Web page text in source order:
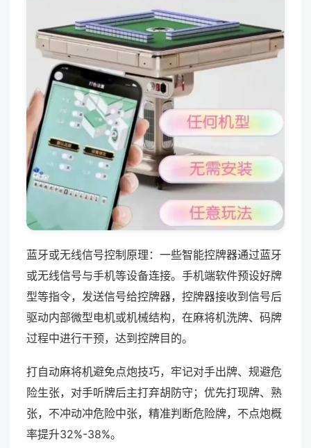
蓝牙或无线信号控制原理：一些智能控牌器通过蓝牙
或无线信号与手机等设备连接。手机端软件预设好牌
型等指令，发送信号给控牌器，控牌器接收到信号后
驱动内部微型电机或机械结构，在麻将机洗牌、码牌
过程中进行干预，达到控牌目的。
打自动麻将机避免点炮技巧，牢记对手出牌、规避危
险生张，对手听牌后主打弃胡防守；优先打现牌、熟
张，不冲动冲危险中张，精准判断危险牌，不点炮概
率提升32%-38%。